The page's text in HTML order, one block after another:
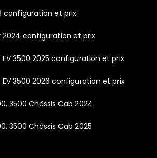
configuration et prix
2024 configuration et prix
EV 3500 2025 configuration et prix
EV 3500 2026 configuration et prix
3500 Châssis Cab 2024
3500 Châssis Cab 2025